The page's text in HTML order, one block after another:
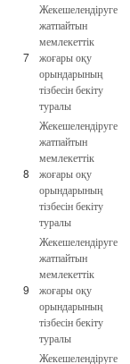
7
Жекешелендіруге
жатпайтын
мемлекеттік
жоғары оқу
орындарының
тізбесін бекіту
туралы
8
Жекешелендіруге
жатпайтын
мемлекеттік
жоғары оқу
орындарының
тізбесін бекіту
туралы
9
Жекешелендіруге
жатпайтын
мемлекеттік
жоғары оқу
орындарының
тізбесін бекіту
туралы
Жекешелендіруге